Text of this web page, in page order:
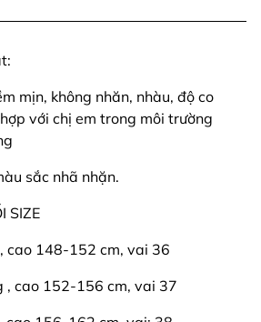
mịn, không nhăn, nhàu, độ co
với chị em trong môi trường
sắc nhã nhặn.
SIZE
cao 148-152 cm, vai 36
, cao 152-156 cm, vai 37